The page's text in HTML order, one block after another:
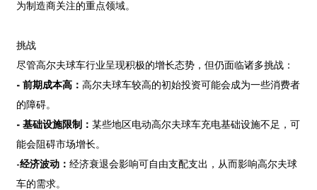
为制造商关注的重点领域。
挑战
尽管高尔夫球车行业呈现积极的增长态势，但仍面临诸多挑战：
- 前期成本高： 高尔夫球车较高的初始投资可能会成为一些消费者
的障碍。
- 基础设施限制： 某些地区电动高尔夫球车充电基础设施不足，可
能会阻碍市场增长。
-经济波动： 经济衰退会影响可自由支配支出，从而影响高尔夫球
车的需求。